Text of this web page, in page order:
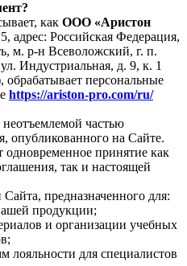
как ООО «Аристон
адрес: Российская Федерация,
м. р-н Всеволожский, г. п.
Индустриальная, д. 9, к. 1
обрабатывает персональные
https://ariston-pro.com/ru/
частью
опубликованного на Сайте.
одновременное принятие как
так и настоящей
предназначенного для:
продукции;
и организации учебных
лояльности для специалистов